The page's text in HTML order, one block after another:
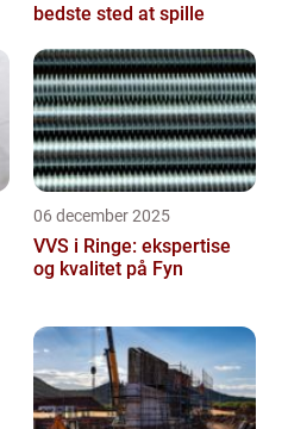
bedste sted at spille
06 december 2025
VVS i Ringe: ekspertise
og kvalitet på Fyn